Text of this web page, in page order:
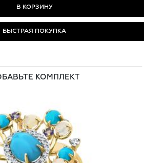
БЫСТРАЯ ПОКУПКА
КОМПЛЕКТ